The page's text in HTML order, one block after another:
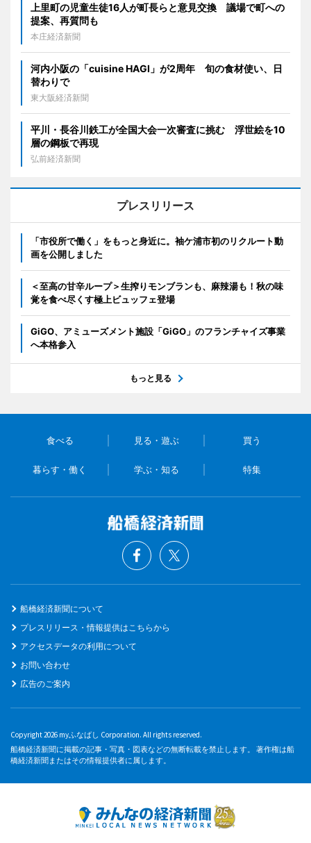
上里町の児童生徒16人が町長らと意見交換 議場で町への
提案、再質問も
本庄経済新聞
河内小阪の「cuisine HAGI」が2周年 旬の食材使い、日
替わりで
東大阪経済新聞
平川・長谷川鉄工が全国大会一次審査に挑む 浮世絵を10
層の鋼板で再現
弘前経済新聞
プレスリリース
「市役所で働く」をもっと身近に。袖ケ浦市初のリクルート動
画を公開しました
＜至高の甘辛ループ＞生搾りモンブランも、麻辣湯も！秋の味
覚を食べ尽くす極上ビュッフェ登場
GiGO、アミューズメント施設「GiGO」のフランチャイズ事業
へ本格参入
もっと見る
食べる 見る・遊ぶ 買う
暮らす・働く 学ぶ・知る 特集
船橋経済新聞について
プレスリリース・情報提供はこちらから
アクセスデータの利用について
お問い合わせ
広告のご案内
Copyright 2026 myふなばし Corporation. All rights reserved.
船橋経済新聞に掲載の記事・写真・図表などの無断転載を禁止します。 著作権は船
橋経済新聞またはその情報提供者に属します。